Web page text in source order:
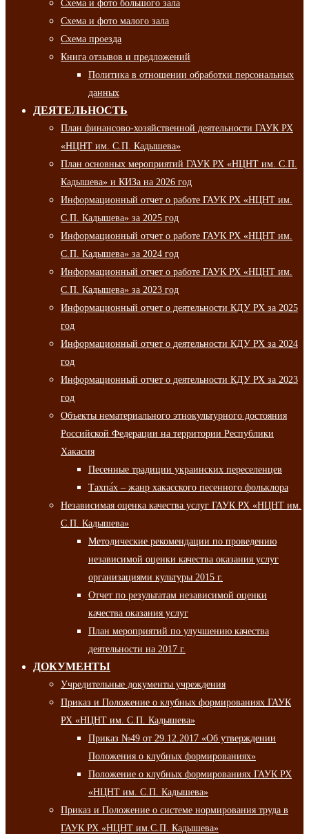
Схема и фото большого зала
Схема и фото малого зала
Схема проезда
Книга отзывов и предложений
Политика в отношении обработки персональных
данных
ДЕЯТЕЛЬНОСТЬ
План финансово-хозяйственной деятельности ГАУК РХ
«НЦНТ им. С.П. Кадышева»
План основных мероприятий ГАУК РХ «НЦНТ им. С.П.
Кадышева» и КИЗа на 2026 год
Информационный отчет о работе ГАУК РХ «НЦНТ им.
С.П. Кадышева» за 2025 год
Информационный отчет о работе ГАУК РХ «НЦНТ им.
С.П. Кадышева» за 2024 год
Информационный отчет о работе ГАУК РХ «НЦНТ им.
С.П. Кадышева» за 2023 год
Информационный отчет о деятельности КДУ РХ за 2025
год
Информационный отчет о деятельности КДУ РХ за 2024
год
Информационный отчет о деятельности КДУ РХ за 2023
год
Объекты нематериального этнокультурного достояния
Российской Федерации на территории Республики
Хакасия
Песенные традиции украинских переселенцев
Тахпа́х – жанр хакасского песенного фольклора
Независимая оценка качества услуг ГАУК РХ «НЦНТ им.
С.П. Кадышева»
Методические рекомендации по проведению
независимой оценки качества оказания услуг
организациями культуры 2015 г.
Отчет по результатам независимой оценки
качества оказания услуг
План мероприятий по улучшению качества
деятельности на 2017 г.
ДОКУМЕНТЫ
Учредительные документы учреждения
Приказ и Положение о клубных формированиях ГАУК
РХ «НЦНТ им. С.П. Кадышева»
Приказ №49 от 29.12.2017 «Об утверждении
Положения о клубных формированиях»
Положение о клубных формированиях ГАУК РХ
«НЦНТ им. С.П. Кадышева»
Приказ и Положение о системе нормирования труда в
ГАУК РХ «НЦНТ им.С.П. Кадышева»